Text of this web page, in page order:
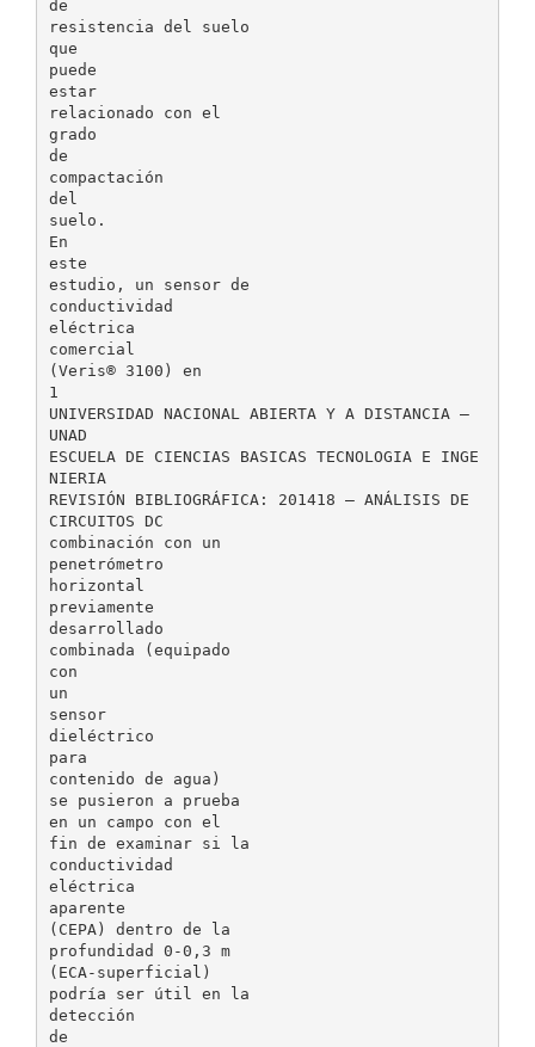
de
resistencia del suelo
que
puede
estar
relacionado con el
grado
de
compactación
del
suelo.
En
este
estudio, un sensor de
conductividad
eléctrica
comercial
(Veris® 3100) en
1
UNIVERSIDAD NACIONAL ABIERTA Y A DISTANCIA –
UNAD
ESCUELA DE CIENCIAS BASICAS TECNOLOGIA E INGE
NIERIA
REVISIÓN BIBLIOGRÁFICA: 201418 – ANÁLISIS DE
CIRCUITOS DC
combinación con un
penetrómetro
horizontal
previamente
desarrollado
combinada (equipado
con
un
sensor
dieléctrico
para
contenido de agua)
se pusieron a prueba
en un campo con el
fin de examinar si la
conductividad
eléctrica
aparente
(CEPA) dentro de la
profundidad 0-0,3 m
(ECA-superficial)
podría ser útil en la
detección
de